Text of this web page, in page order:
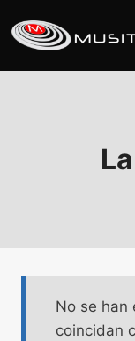
No se han
coincidan